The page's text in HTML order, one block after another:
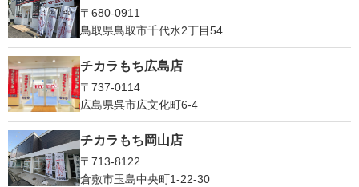
〒680-0911
鳥取県鳥取市千代水2丁目54
チカラもち広島店
〒737-0114
広島県呉市広文化町6-4
チカラもち岡山店
〒713-8122
倉敷市玉島中央町1-22-30